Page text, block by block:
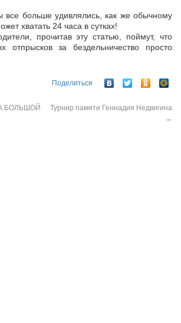
все больше удивлялись, как же обычному
хватать 24 часа в сутках!
прочитав эту статью, поймут, что
отпрысков за бездельничество просто
Поделиться
БОЛЬШОЙ
Турнир памяти Геннадия Недвигина
→